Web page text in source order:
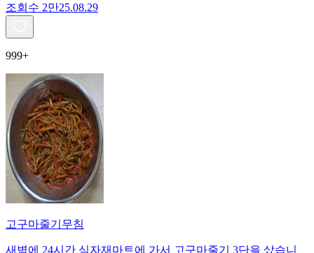
조회수 2만25.08.29
999+
고구마줄기무침
새벽에 24시간 식자재마트에 가서 고구마줄기 3단을 샀습니